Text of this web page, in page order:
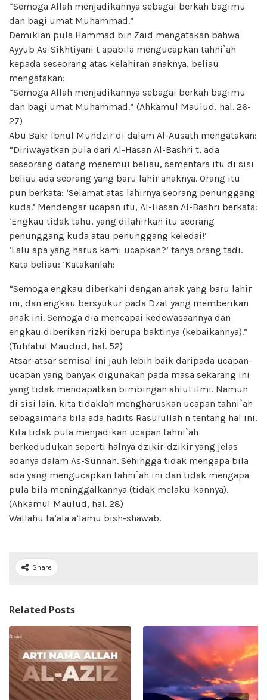
“Semoga Allah menjadikannya sebagai berkah bagimu
dan bagi umat Muhammad.”
Demikian pula Hammad bin Zaid mengatakan bahwa
Ayyub As-Sikhtiyani t apabila mengucapkan tahni`ah
kepada seseorang atas kelahiran anaknya, beliau
mengatakan:
“Semoga Allah menjadikannya sebagai berkah bagimu
dan bagi umat Muhammad.” (Ahkamul Maulud, hal. 26-
27)
Abu Bakr Ibnul Mundzir di dalam Al-Ausath mengatakan:
“Diriwayatkan pula dari Al-Hasan Al-Bashri t, ada
seseorang datang menemui beliau, sementara itu di sisi
beliau ada seorang yang baru lahir anaknya. Orang itu
pun berkata: ‘Selamat atas lahirnya seorang penunggang
kuda.’ Mendengar ucapan itu, Al-Hasan Al-Bashri berkata:
‘Engkau tidak tahu, yang dilahirkan itu seorang
penunggang kuda atau penunggang keledai!’
‘Lalu apa yang harus kami ucapkan?’ tanya orang tadi.
Kata beliau: ‘Katakanlah:
“Semoga engkau diberkahi dengan anak yang baru lahir
ini, dan engkau bersyukur pada Dzat yang memberikan
anak ini. Semoga dia mencapai kedewasaannya dan
engkau diberikan rizki berupa baktinya (kebaikannya).”
(Tuhfatul Maudud, hal. 52)
Atsar-atsar semisal ini jauh lebih baik daripada ucapan-
ucapan yang banyak digunakan pada masa sekarang ini
yang tidak mendapatkan bimbingan ahlul ilmi. Namun
di sisi lain, kita tidaklah mengharuskan ucapan tahni`ah
sebagaimana bila ada hadits Rasulullah n tentang hal ini.
Kita tidak pula menjadikan ucapan tahni`ah
berkedudukan seperti halnya dzikir-dzikir yang jelas
adanya dalam As-Sunnah. Sehingga tidak mengapa bila
ada yang mengucapkan tahni`ah ini dan tidak mengapa
pula bila meninggalkannya (tidak melaku-kannya).
(Ahkamul Maulud, hal. 28)
Wallahu ta’ala a’lamu bish-shawab.
Share
Related Posts